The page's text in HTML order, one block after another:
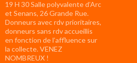
19 H 30 Salle polyvalente d’Arc
et Senans, 26 Grande Rue.
Donneurs avec rdv prioritaires,
donneurs sans rdv accueillis
en fonction de l’affluence sur
la collecte. VENEZ
NOMBREUX !